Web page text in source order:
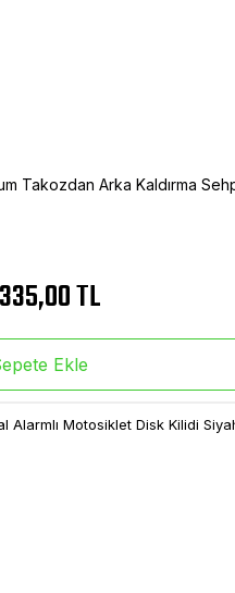
Takozdan Arka Kaldırma
TL
Ekle